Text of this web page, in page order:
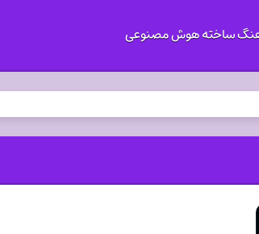
اهنگ ساخته هوش مصنوعی